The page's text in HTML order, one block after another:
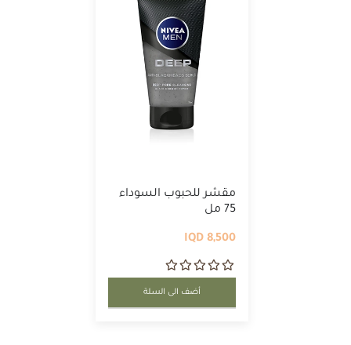
مقشر للحبوب السوداء
75 مل
8,500 IQD
أضف الى السلة